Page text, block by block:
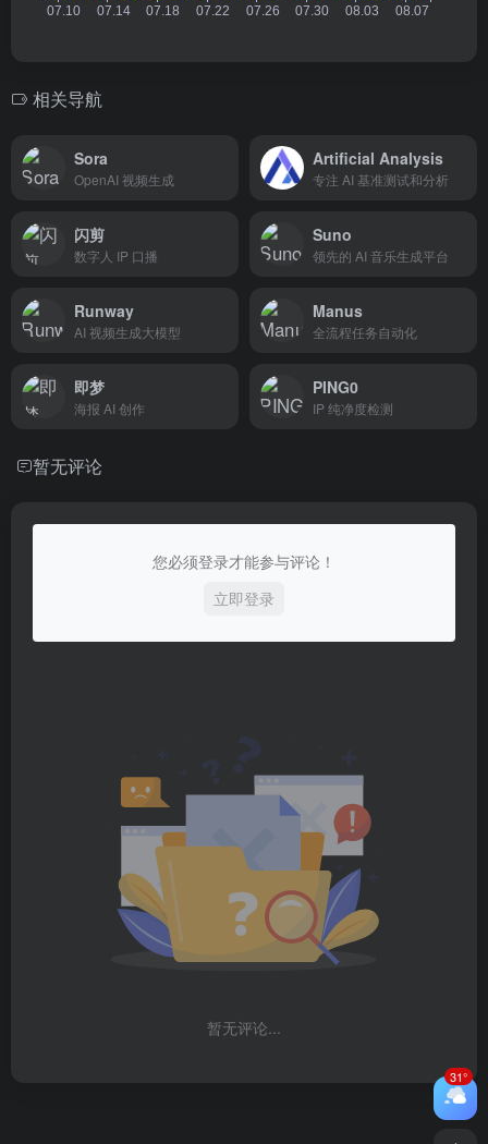
相关导航
Sora
OpenAI 视频生成
Artificial Analysis
专注 AI 基准测试和分析
闪剪
数字人 IP 口播
Suno
领先的 AI 音乐生成平台
Runway
AI 视频生成大模型
Manus
全流程任务自动化
即梦
海报 AI 创作
PING0
IP 纯净度检测
暂无评论
您必须登录才能参与评论！
立即登录
暂无评论...
31°